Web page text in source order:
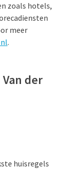
zoals hotels,
meer
.
der
huisregels